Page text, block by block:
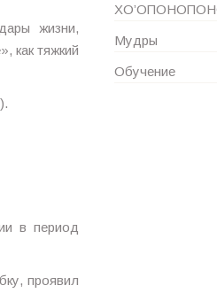
жизни,
как тяжкий
в период
проявил
Мудры
Обучение